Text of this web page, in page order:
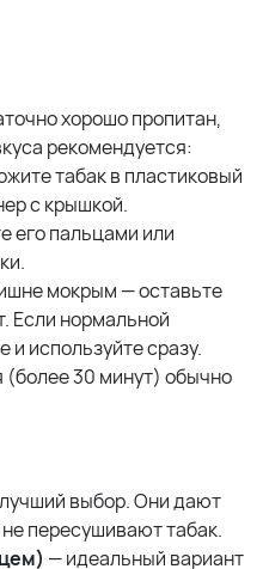
хорошо пропитан,
рекомендуется:
табак в пластиковый
с крышкой.
его пальцами или
мокрым — оставьте
Если нормальной
и используйте сразу.
(более 30 минут) обычно
выбор. Они дают
пересушивают табак.
— идеальный вариант